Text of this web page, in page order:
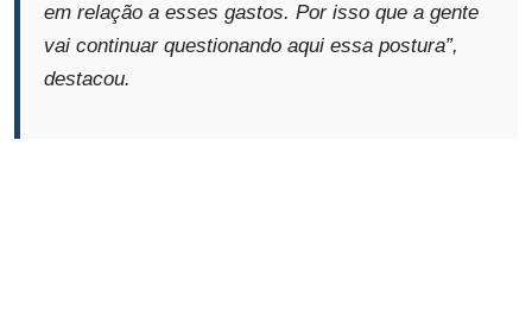
em relação a esses gastos. Por isso que a gente
vai continuar questionando aqui essa postura”,
destacou.